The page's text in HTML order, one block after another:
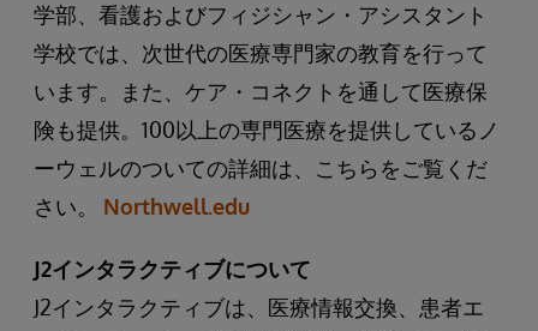
学部、看護およびフィジシャン・アシスタント
学校では、次世代の医療専門家の教育を行って
います。また、ケア・コネクトを通して医療保
険も提供。100以上の専門医療を提供しているノ
ーウェルのついての詳細は、こちらをご覧くだ
さい。 Northwell.edu
J2インタラクティブについて
J2インタラクティブは、医療情報交換、患者エ